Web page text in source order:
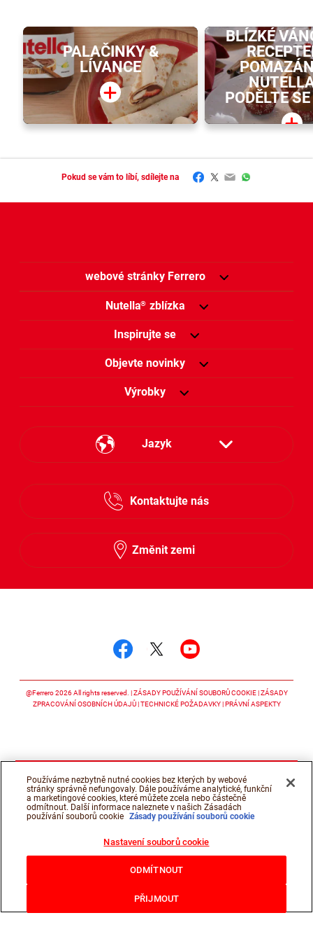
PALAČINKY &
LÍVANCE
BLÍZKÉ
PODĚLTE
Pokud se vám to líbí, sdílejte na Facebook
Twitter
EmailWhatsApp
webové stránky Ferrero
Nutella® zblízka
Inspirujte se
Objevte novinky
Výrobky
Jazyk
Kontaktujte nás
Změnit zemi
@Ferrero 2026 All rights reserved. ZÁSADY POUŽÍVÁNÍ SOUBORŮ COOKIE ZÁSADY
ZPRACOVÁNÍ OSOBNÍCH ÚDAJŮ TECHNICKÉ POŽADAVKY PRÁVNÍ ASPEKTY
Používáme nezbytně nutné cookies bez kterých by webové
stránky správně nefungovaly. Dále používáme analytické, funkční
a marketingové cookies, které můžete zcela nebo částečně
odmítnout. Další informace naleznete v našich Zásadách
používání souborů cookie Zásady používání souborů cookie
Nastavení souborů cookie
ODMÍTNOUT
PŘIJMOUT